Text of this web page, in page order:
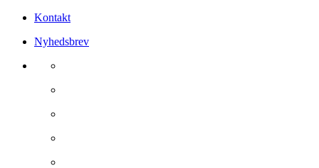
Kontakt
Nyhedsbrev